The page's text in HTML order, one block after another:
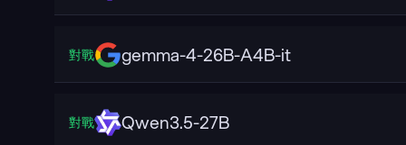
對戰 gemma-4-26B-A4B-it
對戰 Qwen3.5-27B